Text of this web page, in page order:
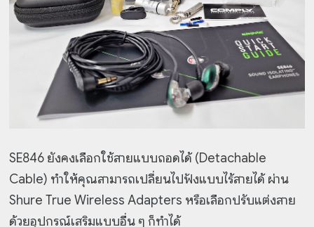
SE846 ยังคงเลือกใช้สายแบบถอดได้ (Detachable
Cable) ทำให้คุณสามารถเปลี่ยนไปฟังแบบไร้สายได้ ผ่าน
Shure True Wireless Adapters หรือเลือกปรับแต่งสาย
ด้วยอุปกรณ์เสริมแบบอื่น ๆ ก็ทำได้